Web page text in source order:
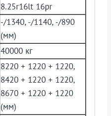
8.25r16lt 16pr
-/1340, -/1140, -/890
(мм)
40000 кг
8220 + 1220 + 1220,
8420 + 1220 + 1220,
8670 + 1220 + 1220
(мм)